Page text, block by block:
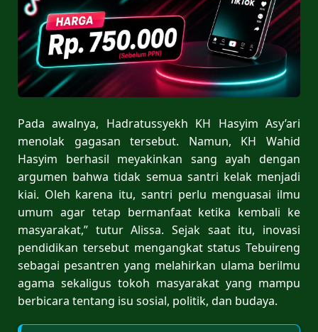
Pada awalnya, Hadratussyekh KH Hasyim Asy’ari
menolak gagasan tersebut. Namun, KH Wahid
Hasyim berhasil meyakinkan sang ayah dengan
argumen bahwa tidak semua santri kelak menjadi
kiai. Oleh karena itu, santri perlu menguasai ilmu
umum agar tetap bermanfaat ketika kembali ke
masyarakat,” tutur Alissa. Sejak saat itu, inovasi
pendidikan tersebut mengangkat status Tebuireng
sebagai pesantren yang melahirkan ulama berilmu
agama sekaligus tokoh masyarakat yang mampu
berbicara tentang isu sosial, politik, dan budaya.